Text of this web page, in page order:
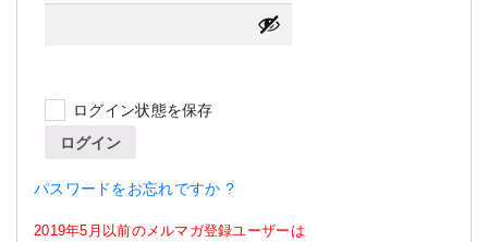
須
ログイン状態を保存
ログイン
パスワードをお忘れですか ?
2019年5月以前のメルマガ登録ユーザーは